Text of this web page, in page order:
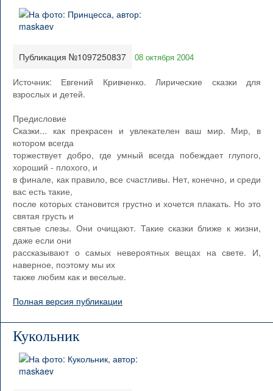
Публикация №1097250837 08 октября 2004
Источник: Евгений Кривченко. Лирические сказки для
взрослых и детей.
Предисловие
Сказки... как прекрасен и увлекателен ваш мир. Мир, в
котором всегда
торжествует добро, где умный всегда побеждает глупого,
хороший - плохого, и
в финале, как правило, все счастливы. Нет, конечно, и среди
вас есть такие,
после которых становится грустно и хочется плакать. Но это
святая грусть и
святые слезы. Они очищают. Такие сказки ближе к жизни,
даже если они
рассказывают о самых невероятных вещах на свете. И,
наверное, поэтому мы их
также любим как и веселые.
Полная версия публикации
Кукольник